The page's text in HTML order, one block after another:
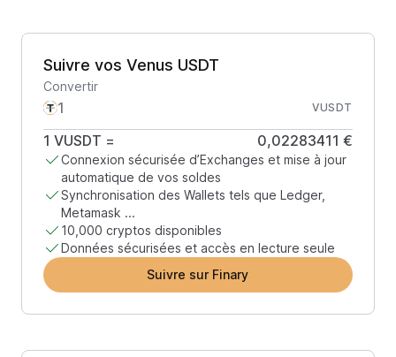
Suivre vos Venus USDT
Convertir
VUSDT
1 VUSDT = 0,02283411 €
Connexion sécurisée d’Exchanges et mise à jour
automatique de vos soldes
Synchronisation des Wallets tels que Ledger,
Metamask ...
10,000 cryptos disponibles
Données sécurisées et accès en lecture seule
Suivre sur Finary